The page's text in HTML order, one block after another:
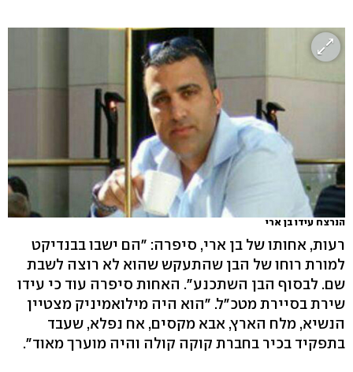
הנרצח עידו בן ארי
רעות, אחותו של בן ארי, סיפרה: "הם ישבו בבנדיקט
למורת רוחו של הבן שהתעקש שהוא לא רוצה לשבת
שם. לבסוף הבן השתכנע". האחות סיפרה עוד כי עידו
שירת בסיירת מטכ"ל. "הוא היה מילואמיניק מצטיין
הנשיא, מלח הארץ, אבא מקסים, אח נפלא, שעבד
בתפקיד בכיר בחברת קוקה קולה והיה מוערך מאוד".